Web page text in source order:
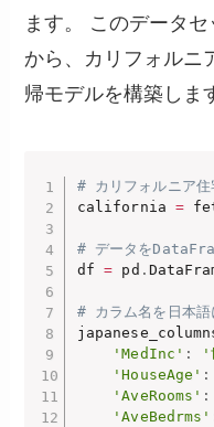
ます。 このデータ
から、カリフォルニ
帰モデルを構築しま
# カリフォルニア住
california =
# データを
df = pd .
# カラム名を日本語
'MedInc' : '
'HouseAge' :
'AveRooms' :
'AveBedrms'